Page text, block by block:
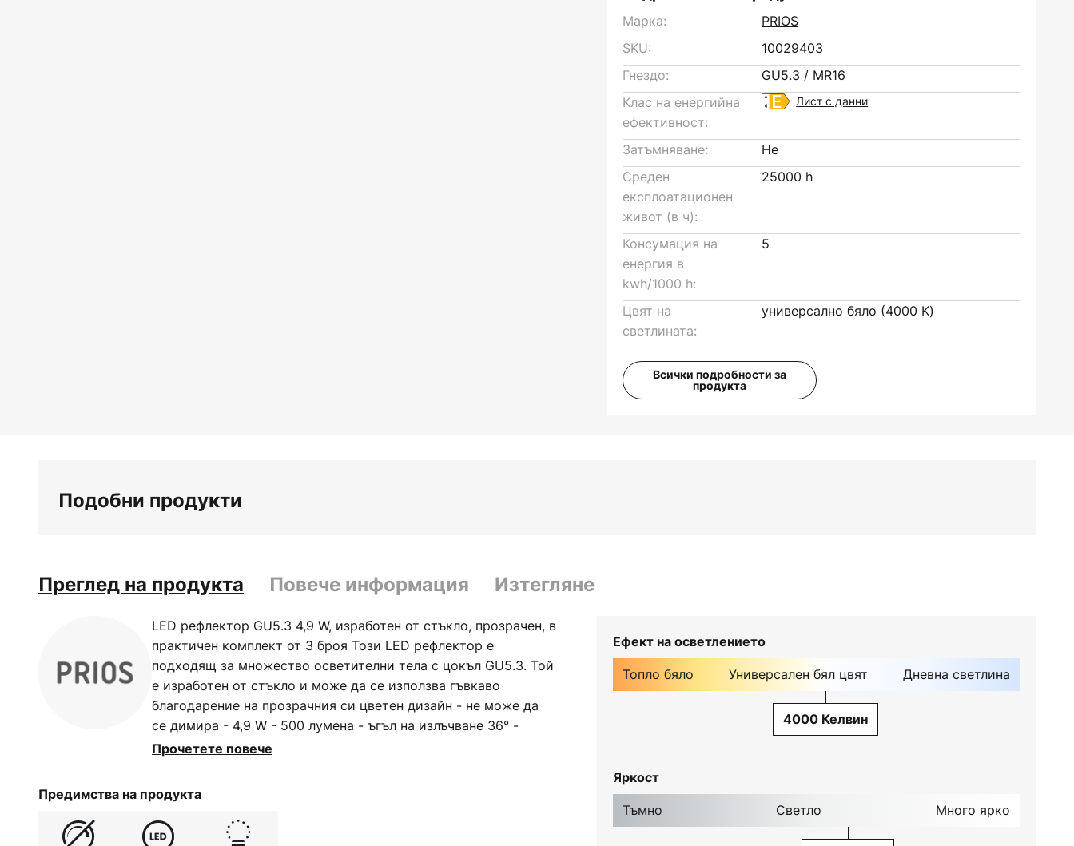
Марка:
PRIOS
SKU:
10029403
Гнездо:
GU5.3 / MR16
Клас на енергийна
ефективност:
Лист с данни
Затъмняване:
Не
Среден
експлоатационен
живот (в ч):
25000 h
Консумация на
енергия в
kwh/1000 h:
5
Цвят на
светлината:
универсално бяло (4000 K)
Всички подробности за
продукта
Подобни продукти
Преглед на продукта Повече информация Изтегляне
LED рефлектор GU5.3 4,9 W, изработен от стъкло, прозрачен, в
практичен комплект от 3 броя Този LED рефлектор е
подходящ за множество осветителни тела с цокъл GU5.3. Той
е изработен от стъкло и може да се използва гъвкаво
благодарение на прозрачния си цветен дизайн - не може да
се димира - 4,9 W - 500 лумена - ъгъл на излъчване 36° -
доставя се в комплект от 3
Прочетете повече
Предимства на продукта
Ефект на осветлението
Топло бяло Универсален бял цвят Дневна светлина
4000 Келвин
Яркост
Тъмно Светло Много ярко